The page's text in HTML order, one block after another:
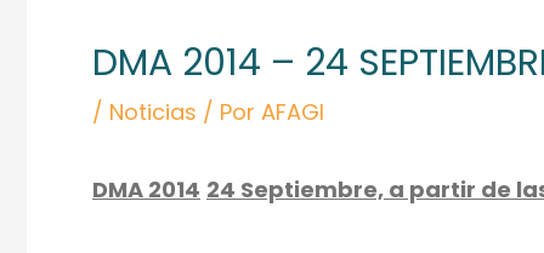
DMA 2014 – 24
/ Noticias / Por AFAGI
DMA 2014 24 Septiembre, a partir de
entradas